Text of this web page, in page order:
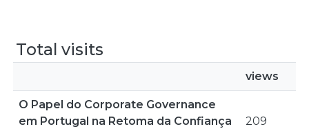
Total visits
views
O Papel do Corporate Governance
em Portugal na Retoma da Confiança
209